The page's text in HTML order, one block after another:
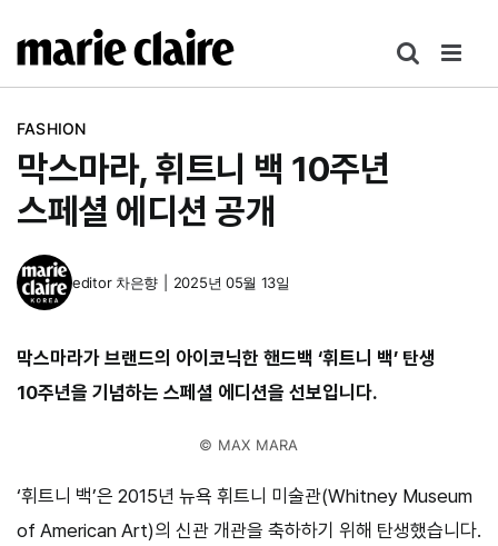
텐
FASHION
막스마라, 휘트니 백 10주년
스페셜 에디션 공개
editor 차은향 2025년 05월 13일
막스마라가 브랜드의 아이코닉한 핸드백 ‘휘트니 백’ 탄생
10주년을 기념하는 스페셜 에디션을 선보입니다.
© MAX MARA
‘휘트니 백’은 2015년 뉴욕 휘트니 미술관(Whitney Museum
of American Art)의 신관 개관을 축하하기 위해 탄생했습니다.